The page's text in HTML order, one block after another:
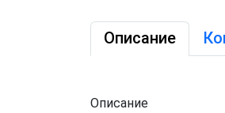
Описание
Описание